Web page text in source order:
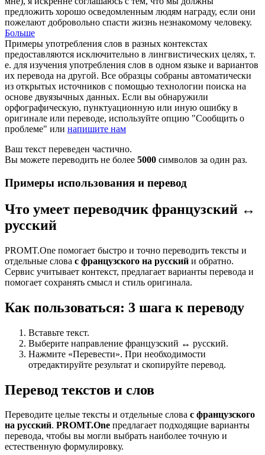
предложить хорошо осведомленным людям награду, если они
пожелают добровольно спасти жизнь незнакомому человеку.
Больше
Примеры употребления слов в разных контекстах
предоставляются исключительно в лингвистических целях, т.
е. для изучения употребления слов в одном языке и вариантов
их перевода на другой. Все образцы собраны автоматически
из открытых источников с помощью технологии поиска на
основе двуязычных данных. Если вы обнаружили
орфографическую, пунктуационную или иную ошибку в
оригинале или переводе, используйте опцию "Сообщить о
проблеме" или напишите нам
Ваш текст переведен частично.
Вы можете переводить не более 5000 символов за один раз.
Примеры использования и перевод
Что умеет переводчик французский ↔
русский
PROMT.One помогает быстро и точно переводить тексты и
отдельные слова с французского на русский и обратно.
Сервис учитывает контекст, предлагает варианты перевода и
помогает сохранять смысл и стиль оригинала.
Как пользоваться: 3 шага к переводу
Вставьте текст.
Выберите направление французский ↔ русский.
Нажмите «Перевести». При необходимости
отредактируйте результат и скопируйте перевод.
Перевод текстов и слов
Переводите целые тексты и отдельные слова с французского
на русский. PROMT.One предлагает подходящие варианты
перевода, чтобы вы могли выбрать наиболее точную и
естественную формулировку.